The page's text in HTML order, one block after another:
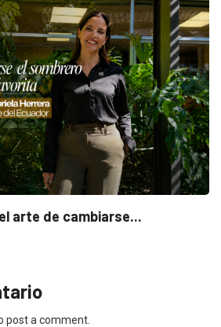
arte de cambiarse...
post a comment.